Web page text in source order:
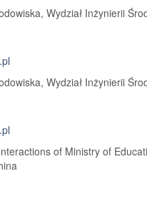
Wydział Inżynierii
Wydział Inżynierii
of Ministry of